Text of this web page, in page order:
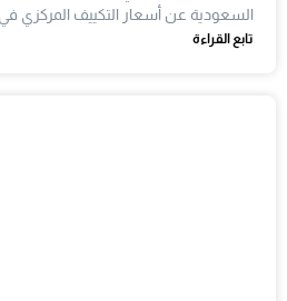
السعودية عن أسعار التكييف المركزي في
تابع القراءة